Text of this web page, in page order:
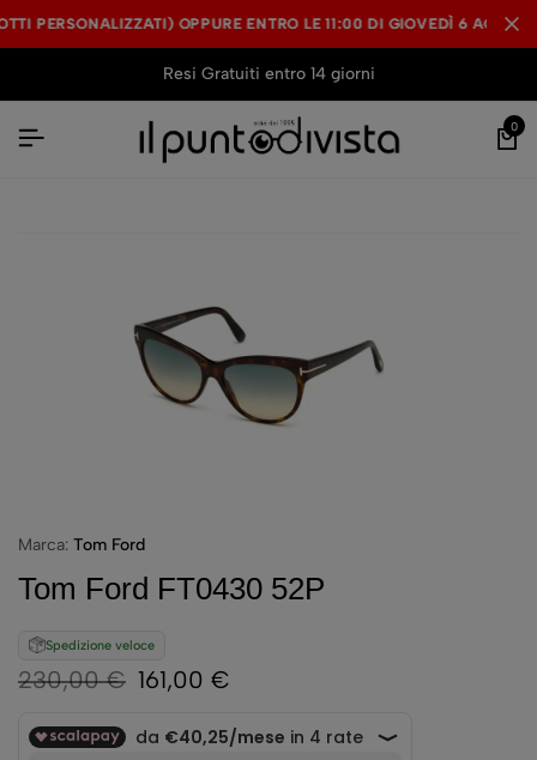
OPPURE ENTRO LE 11:00 DI GIOVEDÌ 6
OPPURE ENTRO LE 11:00 DI GIOVEDÌ 6
OPPURE ENTRO LE 11:00 DI GIOVEDÌ 6
Resi Gratuiti entro 14 giorni
0
Marca: Tom Ford
Tom Ford FT0430 52P
Spedizione veloce
230,00€ 161,00 €